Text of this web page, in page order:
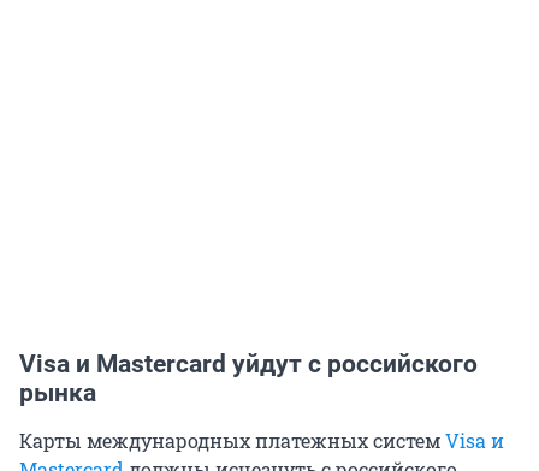
Visa и Mastercard уйдут с российского
рынка
Карты международных платежных системVisa и